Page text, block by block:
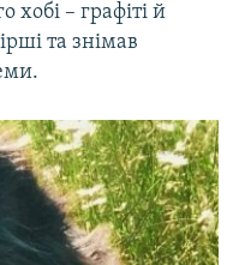
хобі – графіті й
та знімав